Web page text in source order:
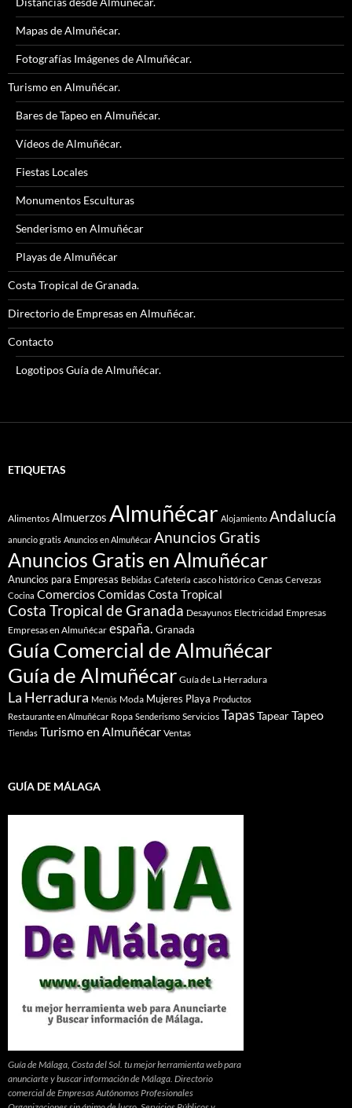
Mapas de Almuñécar.
Fotografías Imágenes de Almuñécar.
Turismo en Almuñécar.
Bares de Tapeo en Almuñécar.
Vídeos de Almuñécar.
Fiestas Locales
Monumentos Esculturas
Senderismo en Almuñécar
Playas de Almuñécar
Costa Tropical de Granada.
Directorio de Empresas en Almuñécar.
Contacto
Logotipos Guía de Almuñécar.
ETIQUETAS
Alimentos Almuerzos Almuñécar Alojamiento Andalucía
anuncio gratis Anuncios en Almuñécar Anuncios Gratis
Anuncios Gratis en Almuñécar
Anuncios para Empresas Bebidas Cafetería casco histórico Cenas Cervezas
Cocina ComerciosComidasCosta Tropical
Costa Tropical de Granada Desayunos Electricidad Empresas
Empresas en Almuñécar españa. Granada
Guía Comercial de Almuñécar
Guía de Almuñécar Guía de La Herradura
La Herradura Menús Moda Mujeres Playa Productos
Restaurante en Almuñécar Ropa Senderismo Servicios TapasTapearTapeo
Tiendas Turismo en Almuñécar Ventas
GUÍA DE MÁLAGA
Guía de Málaga, Costa del Sol. tu mejor herramienta web para
anunciarte y buscar información de Málaga. Directorio
comercial de Empresas Autónomos Profesionales